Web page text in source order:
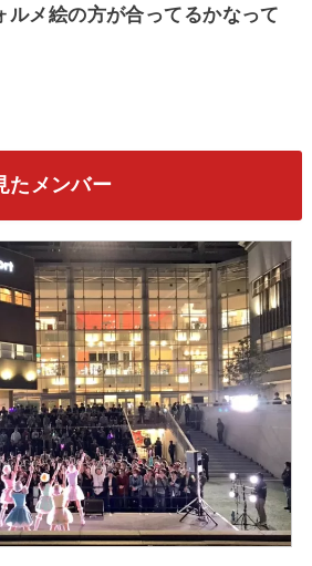
ルメ絵の方が合ってるかなって
たメンバー